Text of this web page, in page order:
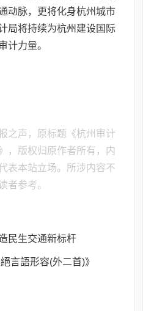
动脉，更将化身杭州城市
局将持续为杭州建设国际
计力量。
之声，原标题《杭州审计
，版权归原作者所有，内
表本站立场。所涉内容不
者参考。
民生交通新标杆
言語形容(外二首)》